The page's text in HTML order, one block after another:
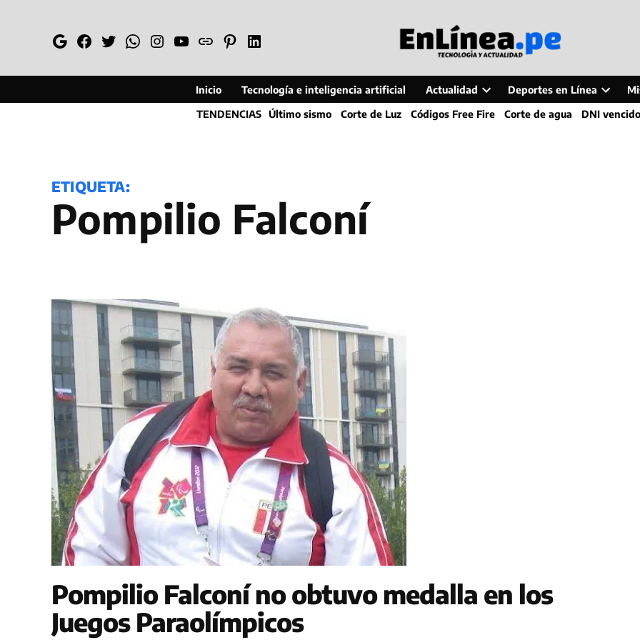
GoogleFacebook
TwitterWhatsapp
Instagram
YouTube
WebPinterestLinkedin
Inicio Tecnología e inteligencia artificial Actualidad
Open
dropdown
Deportes en Línea
Open
dropdown
TENDENCIAS Último sismo Corte de Luz Códigos Free Fire Corte de agua DNI vencido
ETIQUETA:
Pompilio Falconí
Pompilio Falconí no obtuvo medalla en los
Juegos Paraolímpicos